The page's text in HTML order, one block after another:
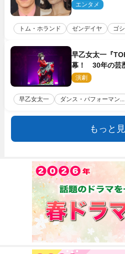
に着けたトムも
エンタメ
トム・ホランド ゼンデイヤ ゴ
早乙女太一『
幕！ 30年の芸
演劇
早乙女太一 ダンス・パフォーマン...
もっと